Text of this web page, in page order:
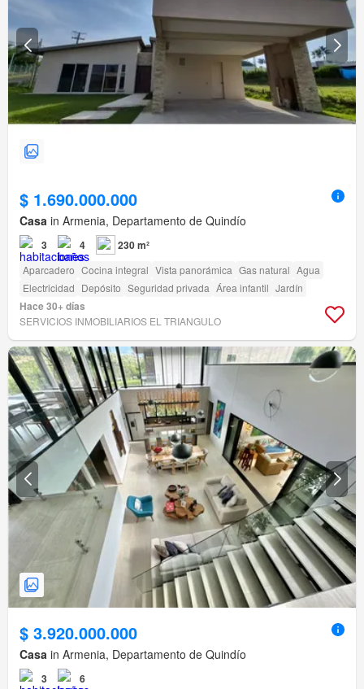
$ 1.690.000.000
Casa in Armenia, Departamento de Quindío
3 4 230 m²
Aparcadero Cocina integral Vista panorámica Gas natural Agua
Electricidad Depósito Seguridad privada Área infantil Jardín
Hace 30+ días
SERVICIOS INMOBILIARIOS EL TRIANGULO
$ 3.920.000.000
Casa in Armenia, Departamento de Quindío
3 6